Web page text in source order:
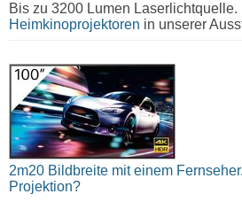
Bis zu 3200 Lumen Laserlichtquelle.
Heimkinoprojektoren in unserer
2m20 Bildbreite mit einem
Projektion?